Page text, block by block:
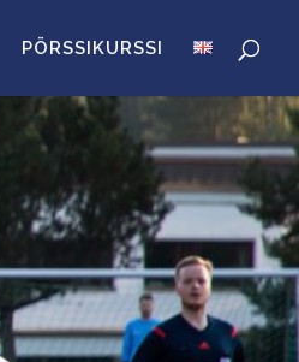
PÖRSSIKURSSI